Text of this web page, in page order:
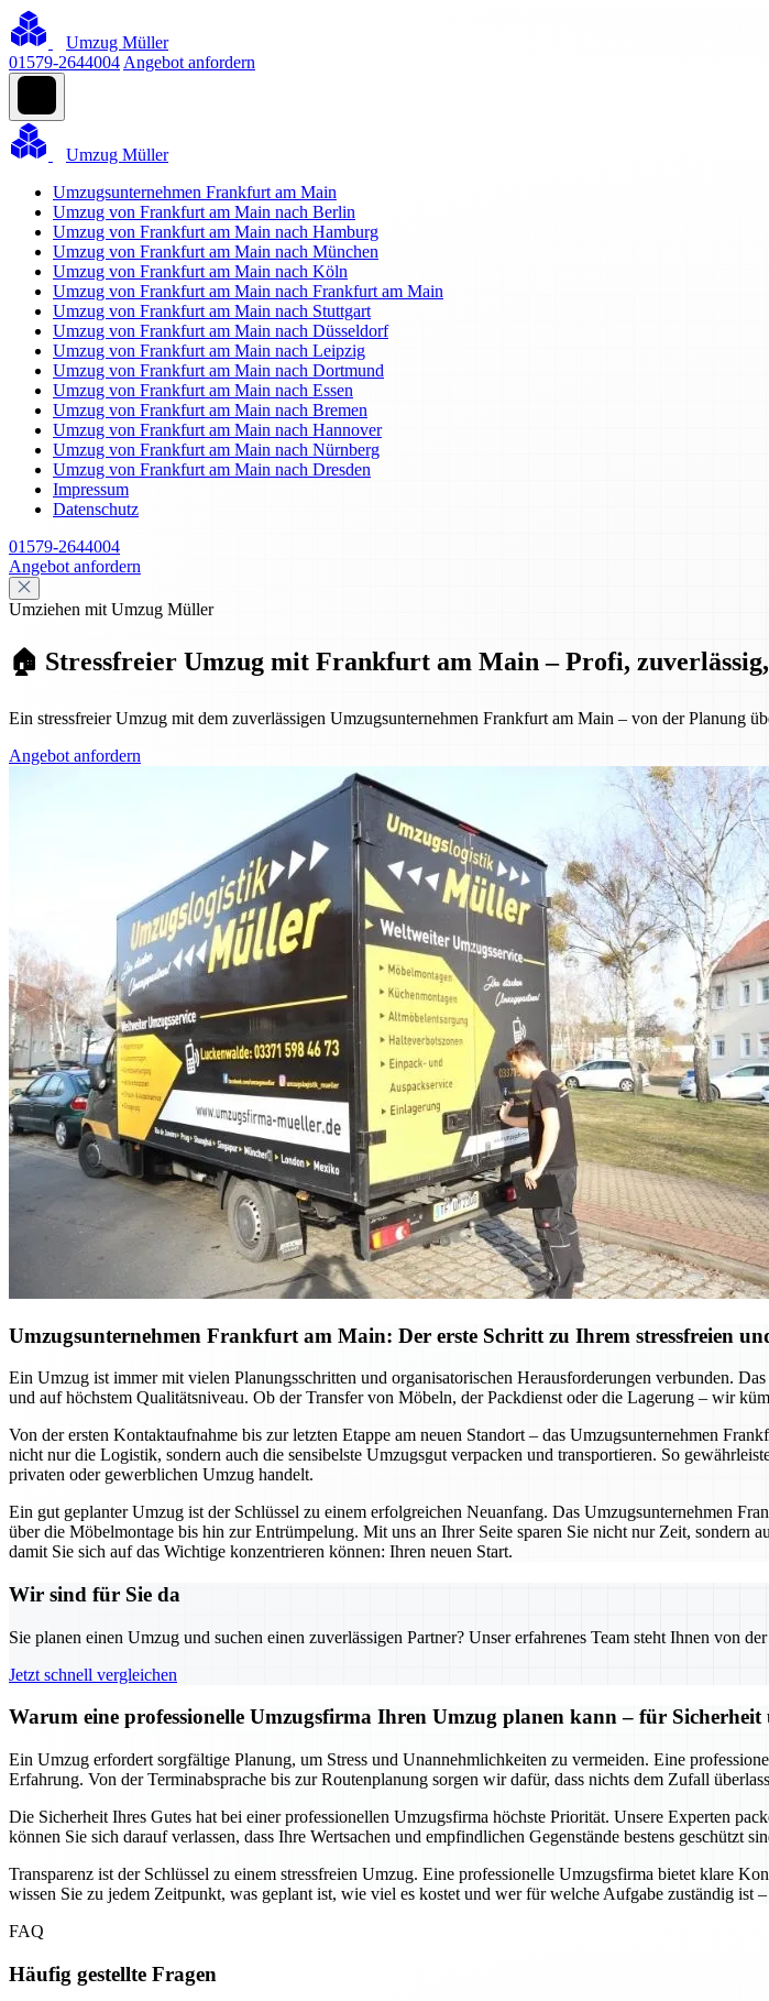
Umzug Müller
01579-2644004 Angebot anfordern
Umzug Müller
Umzugsunternehmen Frankfurt am Main
Umzug von Frankfurt am Main nach Berlin
Umzug von Frankfurt am Main nach Hamburg
Umzug von Frankfurt am Main nach München
Umzug von Frankfurt am Main nach Köln
Umzug von Frankfurt am Main nach Frankfurt am Main
Umzug von Frankfurt am Main nach Stuttgart
Umzug von Frankfurt am Main nach Düsseldorf
Umzug von Frankfurt am Main nach Leipzig
Umzug von Frankfurt am Main nach Dortmund
Umzug von Frankfurt am Main nach Essen
Umzug von Frankfurt am Main nach Bremen
Umzug von Frankfurt am Main nach Hannover
Umzug von Frankfurt am Main nach Nürnberg
Umzug von Frankfurt am Main nach Dresden
Impressum
Datenschutz
01579-2644004
Angebot anfordern
Umziehen mit Umzug Müller
🏠 Stressfreier Umzug mit Frankfurt am Main – Profi,
Ein stressfreier Umzug mit dem zuverlässigen Umzugsunternehmen Frankfurt am Main – von der Planung
Angebot anfordern
Umzugsunternehmen Frankfurt am Main: Der erste Schritt zu Ihrem stressfreien
Ein Umzug ist immer mit vielen Planungsschritten und organisatorischen Herausforderungen verbunden.
und auf höchstem Qualitätsniveau. Ob der Transfer von Möbeln, der Packdienst oder die Lagerung – wir
Von der ersten Kontaktaufnahme bis zur letzten Etappe am neuen Standort – das Umzugsunternehmen
nicht nur die Logistik, sondern auch die sensibelste Umzugsgut verpacken und transportieren. So
privaten oder gewerblichen Umzug handelt.
Ein gut geplanter Umzug ist der Schlüssel zu einem erfolgreichen Neuanfang. Das Umzugsunternehmen
über die Möbelmontage bis hin zur Entrümpelung. Mit uns an Ihrer Seite sparen Sie nicht nur Zeit,
damit Sie sich auf das Wichtige konzentrieren können: Ihren neuen Start.
Wir sind für Sie da
Sie planen einen Umzug und suchen einen zuverlässigen Partner? Unser erfahrenes Team steht Ihnen von
Jetzt schnell vergleichen
Warum eine professionelle Umzugsfirma Ihren Umzug planen kann – für
Ein Umzug erfordert sorgfältige Planung, um Stress und Unannehmlichkeiten zu vermeiden. Eine
Erfahrung. Von der Terminabsprache bis zur Routenplanung sorgen wir dafür, dass nichts dem Zufall
Die Sicherheit Ihres Gutes hat bei einer professionellen Umzugsfirma höchste Priorität. Unsere Experten
können Sie sich darauf verlassen, dass Ihre Wertsachen und empfindlichen Gegenstände bestens geschützt
Transparenz ist der Schlüssel zu einem stressfreien Umzug. Eine professionelle Umzugsfirma bietet klare
wissen Sie zu jedem Zeitpunkt, was geplant ist, wie viel es kostet und wer für welche Aufgabe zuständig ist
FAQ
Häufig gestellte Fragen